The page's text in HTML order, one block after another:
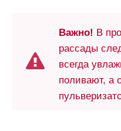
Важно! В
рассады
всегда
поливают, а